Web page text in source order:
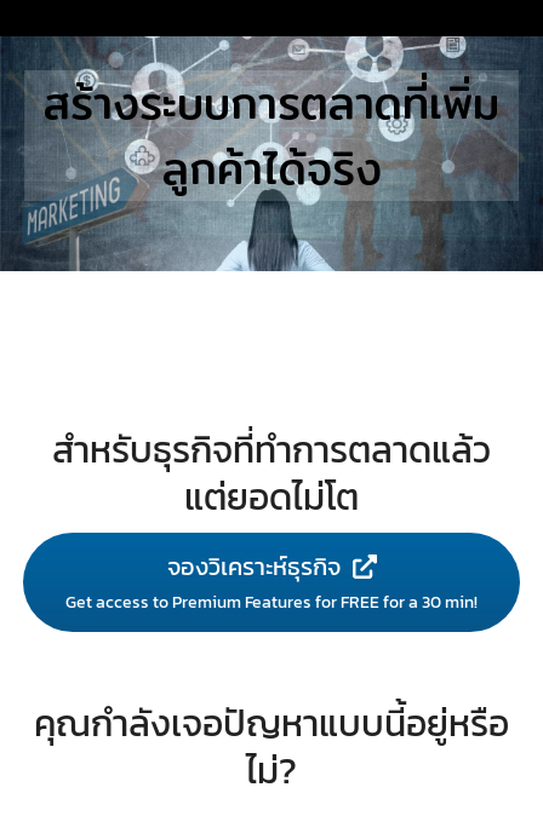
to
content
STUDIES
Search
for:สร้างระบบการตลาดที่เพิ่ม
ลูกค้าได้จริง
สำหรับธุรกิจที่ทำการตลาดแล้ว
แต่ยอดไม่โต
จองวิเคราะห์ธุรกิจ
Get access to Premium Features for FREE for a 30 min!
คุณกำลังเจอปัญหาแบบนี้อยู่หรือ
ไม่?